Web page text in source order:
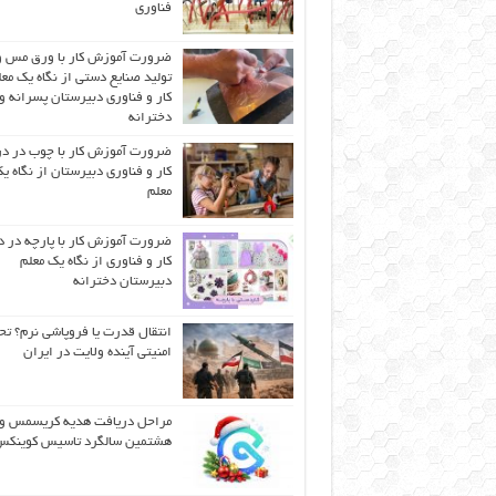
فناوری
ضرورت آموزش کار با ورق مس
تولید صنایع دستی از نگاه یک
کار و فناوری دبیرستان پسرانه و
دخترانه
ضرورت آموزش کار با چوب در
کار و فناوری دبیرستان از نگاه
معلم
ضرورت آموزش کار با پارچه
کار و فناوری از نگاه یک معلم
دبیرستان دخترانه
انتقال قدرت یا فروپاشی نرم؟
امنیتی آینده ولایت در ایران
مراحل دریافت هدیه کریسمس و
هشتمین سالگرد تاسیس